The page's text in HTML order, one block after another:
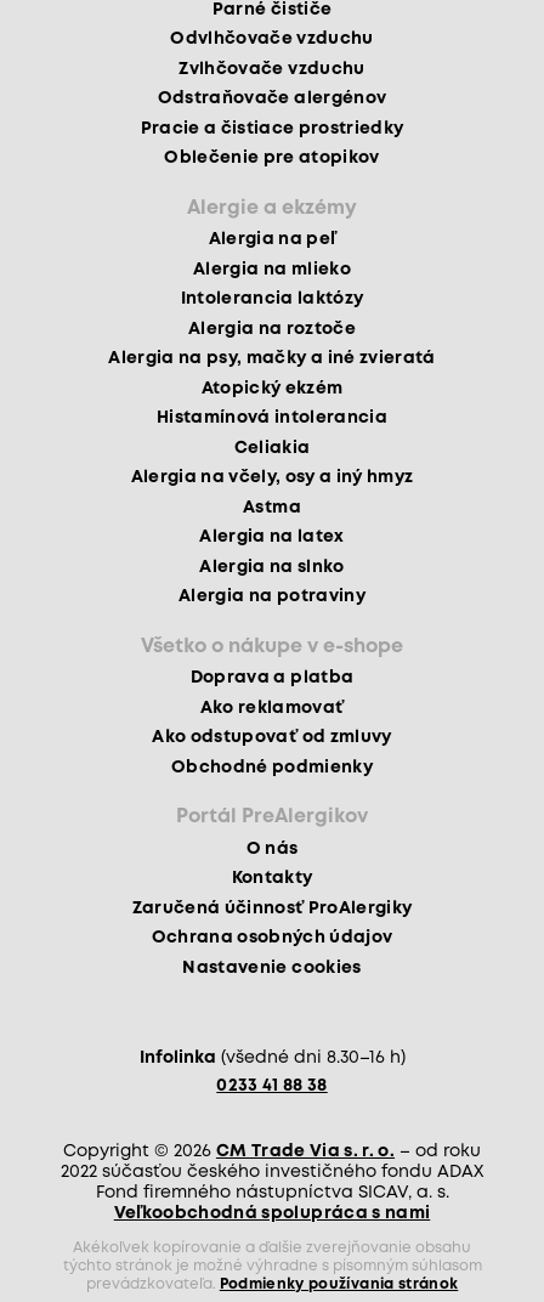
Parné čističe
Odvlhčovače vzduchu
Zvlhčovače vzduchu
Odstraňovače alergénov
Pracie a čistiace prostriedky
Oblečenie pre atopikov
Alergie a ekzémy
Alergia na peľ
Alergia na mlieko
Intolerancia laktózy
Alergia na roztoče
Alergia na psy, mačky a iné zvieratá
Atopický ekzém
Histamínová intolerancia
Celiakia
Alergia na včely, osy a iný hmyz
Astma
Alergia na latex
Alergia na slnko
Alergia na potraviny
Všetko o nákupe v e-shope
Doprava a platba
Ako reklamovať
Ako odstupovať od zmluvy
Obchodné podmienky
Portál PreAlergikov
O nás
Kontakty
Zaručená účinnosť ProAlergiky
Ochrana osobných údajov
Nastavenie cookies
Infolinka (všedné dni 8.30–16 h)
0233 41 88 38
Copyright © 2026 CM Trade Via s. r. o. – od roku
2022 súčasťou českého investičného fondu ADAX
Fond firemného nástupníctva SICAV, a. s.
Veľkoobchodná spolupráca s nami
Akékoľvek kopírovanie a ďalšie zverejňovanie obsahu
týchto stránok je možné výhradne s písomným súhlasom
prevádzkovateľa.
Podmienky používania stránok